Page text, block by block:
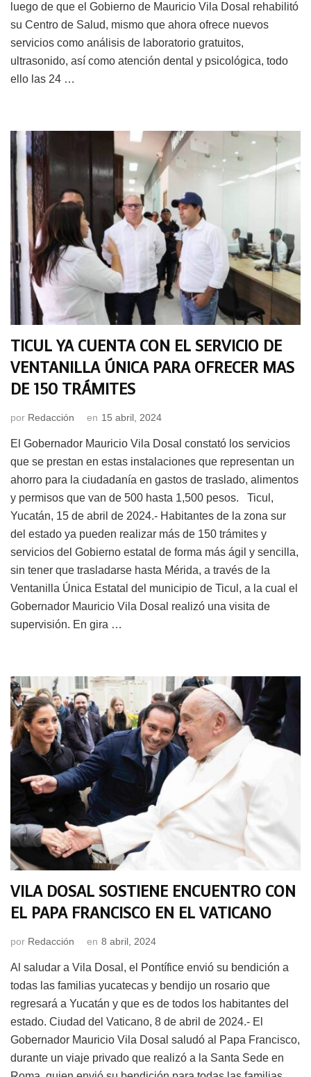
luego de que el Gobierno de Mauricio Vila Dosal rehabilitó
su Centro de Salud, mismo que ahora ofrece nuevos
servicios como análisis de laboratorio gratuitos,
ultrasonido, así como atención dental y psicológica, todo
ello las 24 …
TICUL YA CUENTA CON EL SERVICIO DE
VENTANILLA ÚNICA PARA OFRECER MAS
DE 150 TRÁMITES
por Redacción en 15 abril, 2024
El Gobernador Mauricio Vila Dosal constató los servicios
que se prestan en estas instalaciones que representan un
ahorro para la ciudadanía en gastos de traslado, alimentos
y permisos que van de 500 hasta 1,500 pesos. Ticul,
Yucatán, 15 de abril de 2024.- Habitantes de la zona sur
del estado ya pueden realizar más de 150 trámites y
servicios del Gobierno estatal de forma más ágil y sencilla,
sin tener que trasladarse hasta Mérida, a través de la
Ventanilla Única Estatal del municipio de Ticul, a la cual el
Gobernador Mauricio Vila Dosal realizó una visita de
supervisión. En gira …
VILA DOSAL SOSTIENE ENCUENTRO CON
EL PAPA FRANCISCO EN EL VATICANO
por Redacción en 8 abril, 2024
Al saludar a Vila Dosal, el Pontífice envió su bendición a
todas las familias yucatecas y bendijo un rosario que
regresará a Yucatán y que es de todos los habitantes del
estado. Ciudad del Vaticano, 8 de abril de 2024.- El
Gobernador Mauricio Vila Dosal saludó al Papa Francisco,
durante un viaje privado que realizó a la Santa Sede en